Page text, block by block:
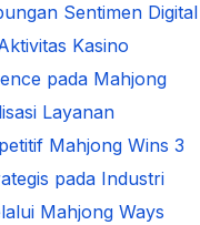
Sentimen Digital
Kasino
pada Mahjong
Layanan
Mahjong Wins 3
pada Industri
Mahjong Ways